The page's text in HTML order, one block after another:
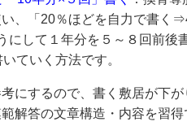
い、「20％ほどを自力で書
にして１年分を５～８回前
ていく方法です。
にするので、書く敷居が下が
解答の文章構造・内容を習